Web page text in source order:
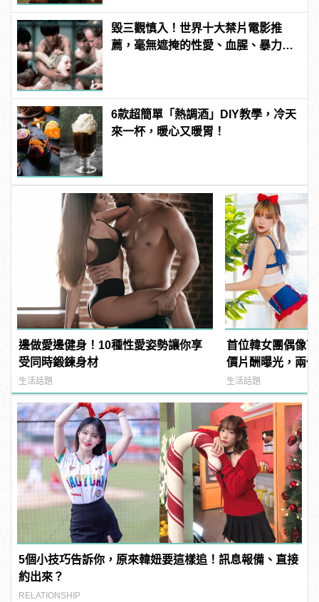
毀三觀慎入！世界十大禁片電影推
薦，毫無遮掩的性愛、血腥、暴力、
6款超簡單「熱調酒」DIY教學，冷天
來一杯，暖心又暖胃！
邊做愛邊健身！10種性愛姿勢讓你享
受同時鍛鍊身材
生活話題
首位韓女團偶像
價片酬曝光，兩
生活話題
5個小技巧告訴你，原來韓妞要這樣追！訊息報備、直接
約出來？
RELATIONSHIP